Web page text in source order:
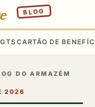
BLOG
CARTÃO DE
DO ARMAZÉM
2026